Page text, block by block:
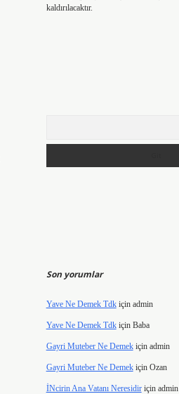
kaldırılacaktır.
Son yorumlar
Yave Ne Demek Tdkiçin admin
Yave Ne Demek Tdkiçin Baba
Gayri Muteber Ne Demekiçin admin
Gayri Muteber Ne Demekiçin Ozan
İNcirin Ana Vatanı Neresidiriçin admin